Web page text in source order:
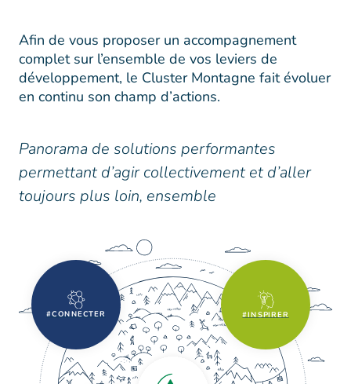
Afin de vous proposer un accompagnement
complet sur l’ensemble de vos leviers de
développement, le Cluster Montagne fait évoluer
en continu son champ d’actions.
Panorama de solutions performantes
permettant d’agir collectivement et d’aller
toujours plus loin, ensemble
#CONNECTER #INSPIRER